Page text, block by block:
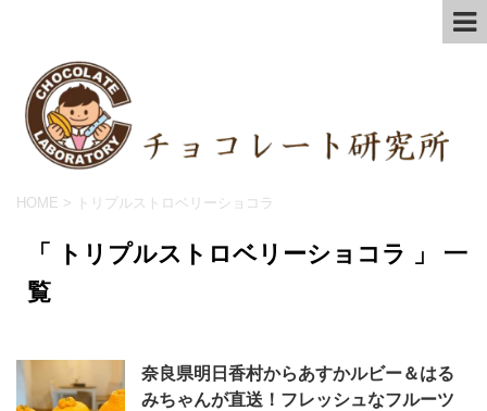
HOME > トリプルストロベリーショコラ
「 トリプルストロベリーショコラ 」 一
覧
奈良県明日香村からあすかルビー＆はる
みちゃんが直送！フレッシュなフルーツ